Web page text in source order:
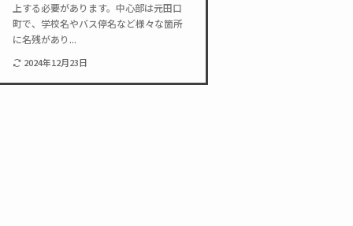
上する必要があります。中心部は元田口
町で、学校名やバス停名など様々な箇所
に名残があり...
2024年12月23日